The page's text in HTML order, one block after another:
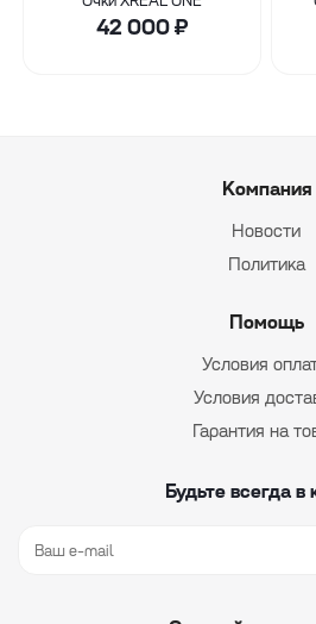
42 000₽
Компания
Новости
Политика
Помощь
Условия
Условия
Гарантия на
Будьте всегда в